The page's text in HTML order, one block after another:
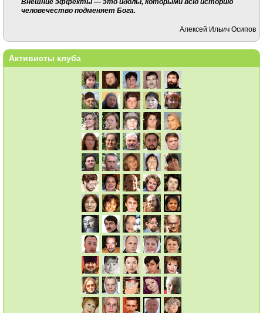
человечество подменяет Бога.
Алексей Ильич Осипов
Активисты клуба